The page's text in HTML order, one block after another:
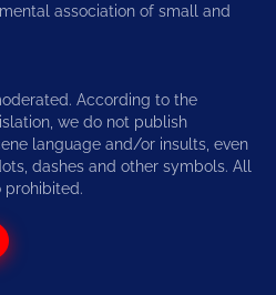
association of small and
According to the
we do not publish
language and/or insults, even
dashes and other symbols. All
prohibited.